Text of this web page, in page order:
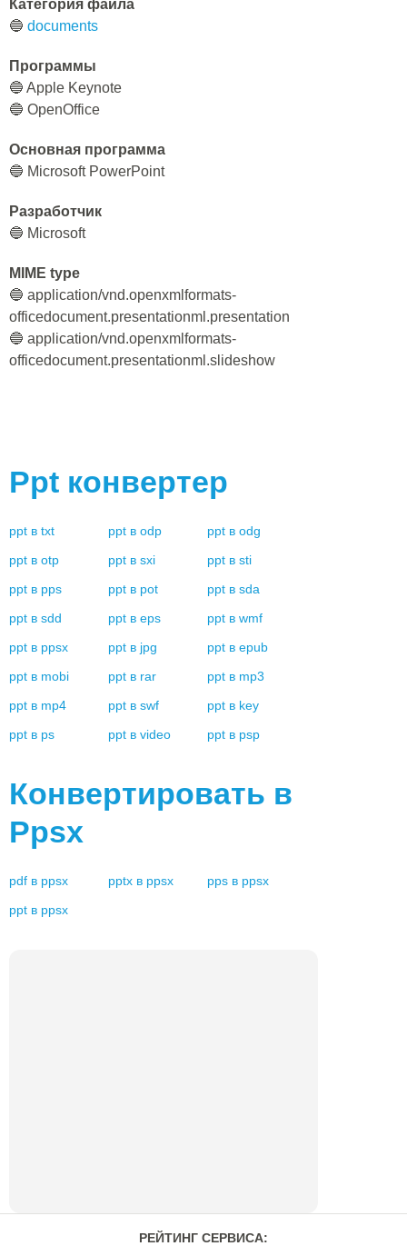
Категория файла
🔵 documents
Программы
🔵 Apple Keynote
🔵 OpenOffice
Основная программа
🔵 Microsoft PowerPoint
Разработчик
🔵 Microsoft
MIME type
🔵 application/vnd.openxmlformats-
officedocument.presentationml.presentation
🔵 application/vnd.openxmlformats-
officedocument.presentationml.slideshow
Ppt конвертер
ppt в txt ppt в odp ppt в odg
ppt в otp ppt в sxi ppt в sti
ppt в pps ppt в pot ppt в sda
ppt в sdd ppt в eps ppt в wmf
ppt в ppsx ppt в jpg ppt в epub
ppt в mobi ppt в rar ppt в mp3
ppt в mp4 ppt в swf ppt в key
ppt в ps ppt в video ppt в psp
Конвертировать в
Ppsx
pdf в ppsx pptx в ppsx pps в ppsx
ppt в ppsx
РЕЙТИНГ СЕРВИСА: